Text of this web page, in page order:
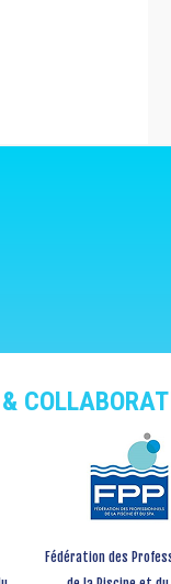
Fédération des